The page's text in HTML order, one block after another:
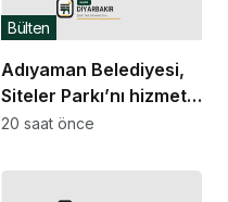
Adıyaman Belediyesi,
Siteler Parkı’nı hizmete
açıyor
Bülten
20 saat önce